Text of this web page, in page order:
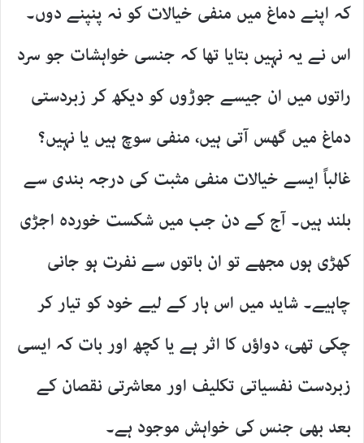
کہ اپنے دماغ میں منفی خیالات کو نہ پنپنے دوں۔
اس نے یہ نہیں بتایا تھا کہ جنسی خواہشات جو سرد
راتوں میں ان جیسے جوڑوں کو دیکھ کر زبردستی
دماغ میں گھس آتی ہیں، منفی سوچ ہیں یا نہیں؟
غالباً ایسے خیالات منفی مثبت کی درجہ بندی سے
بلند ہیں۔ آج کے دن جب میں شکست خوردہ اجڑی
کھڑی ہوں مجھے تو ان باتوں سے نفرت ہو جانی
چاہیے۔ شاید میں اس ہار کے لیے خود کو تیار کر
چکی تھی، دواؤں کا اثر ہے یا کچھ اور بات کہ ایسی
زبردست نفسیاتی تکلیف اور معاشرتی نقصان کے
بعد بھی جنس کی خواہش موجود ہے۔